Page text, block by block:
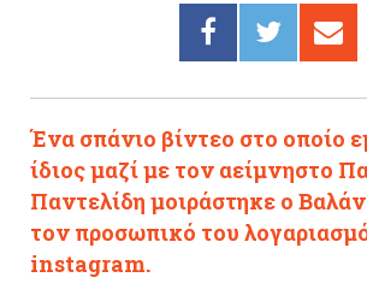
Ένα σπάνιο βίντεο στο οποίο
ίδιος μαζί με τον αείμνηστο
Παντελίδη μοιράστηκε ο
τον προσωπικό του
instagram.